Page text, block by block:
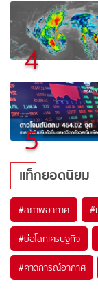
4
5
แท็กยอดนิยม
#สภาพอากาศ #
#ย่อโลกเศรษฐกิจ
#คาดการณ์อากาศ